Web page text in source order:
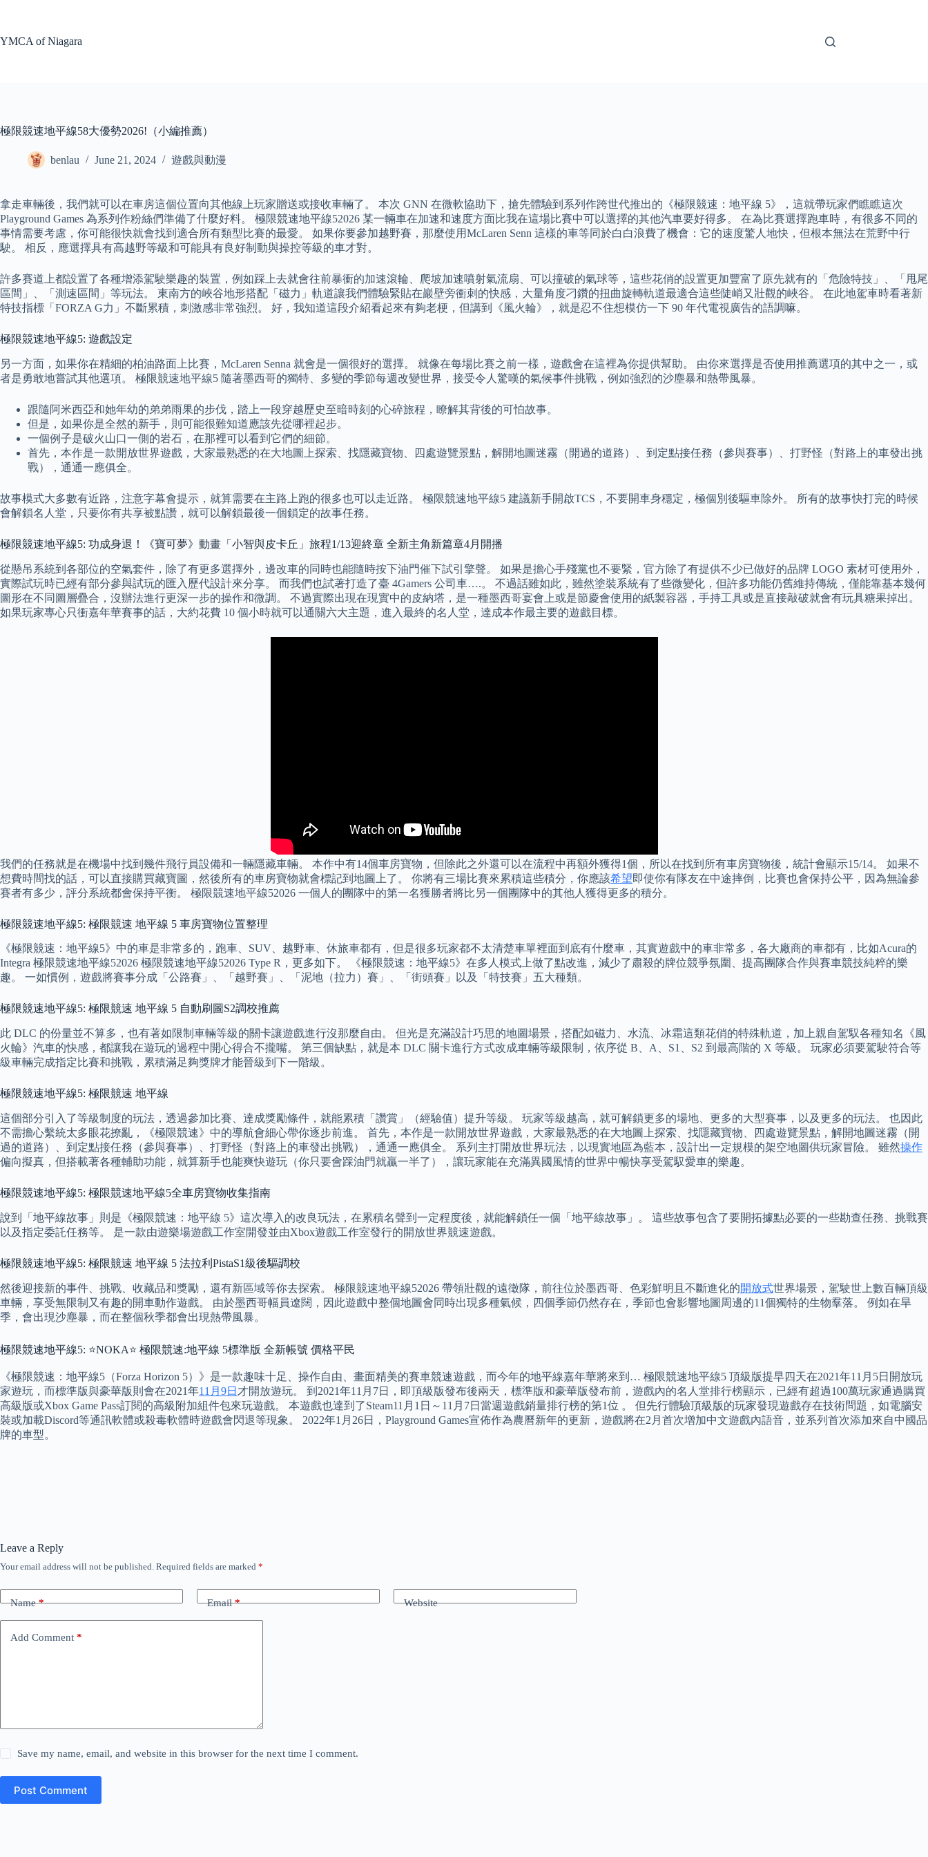
YMCA of Niagara
極限競速地平線58大優勢2026!（小編推薦）
benlau June 21, 2024 遊戲與動漫
拿走車輛後，我們就可以在車房這個位置向其他線上玩家贈送或接收車輛了。 本次 GNN 在微軟協助下，搶先體驗到系列作跨世代推出的《極限競速：地平線 5》，這就帶玩家們瞧瞧這次
Playground Games 為系列作粉絲們準備了什麼好料。 極限競速地平線52026 某一輛車在加速和速度方面比我在這場比賽中可以選擇的其他汽車要好得多。 在為比賽選擇跑車時，有很多不同的
事情需要考慮，你可能很快就會找到適合所有類型比賽的最愛。 如果你要參加越野賽，那麼使用McLaren Senn 這樣的車等同於白白浪費了機會：它的速度驚人地快，但根本無法在荒野中行
駛。 相反，應選擇具有高越野等級和可能具有良好制動與操控等級的車才對。
許多賽道上都設置了各種增添駕駛樂趣的裝置，例如踩上去就會往前暴衝的加速滾輪、爬坡加速噴射氣流扇、可以撞破的氣球等，這些花俏的設置更加豐富了原先就有的「危險特技」、「甩尾
區間」、「測速區間」等玩法。 東南方的峽谷地形搭配「磁力」軌道讓我們體驗緊貼在巖壁旁衝刺的快感，大量角度刁鑽的扭曲旋轉軌道最適合這些陡峭又壯觀的峽谷。 在此地駕車時看著新
特技指標「FORZA G力」不斷累積，刺激感非常強烈。 好，我知道這段介紹看起來有夠老梗，但講到《風火輪》，就是忍不住想模仿一下 90 年代電視廣告的語調嘛。
極限競速地平線5: 遊戲設定
另一方面，如果你在精細的柏油路面上比賽，McLaren Senna 就會是一個很好的選擇。 就像在每場比賽之前一樣，遊戲會在這裡為你提供幫助。 由你來選擇是否使用推薦選項的其中之一，或
者是勇敢地嘗試其他選項。 極限競速地平線5 隨著墨西哥的獨特、多變的季節每週改變世界，接受令人驚嘆的氣候事件挑戰，例如強烈的沙塵暴和熱帶風暴。
跟隨阿米西亞和她年幼的弟弟雨果的步伐，踏上一段穿越歷史至暗時刻的心碎旅程，瞭解其背後的可怕故事。
但是，如果你是全然的新手，則可能很難知道應該先從哪裡起步。
一個例子是破火山口一側的岩石，在那裡可以看到它們的細節。
首先，本作是一款開放世界遊戲，大家最熟悉的在大地圖上探索、找隱藏寶物、四處遊覽景點，解開地圖迷霧（開過的道路）、到定點接任務（參與賽事）、打野怪（對路上的車發出挑
戰），通通一應俱全。
故事模式大多數有近路，注意字幕會提示，就算需要在主路上跑的很多也可以走近路。 極限競速地平線5 建議新手開啟TCS，不要開車身穩定，極個別後驅車除外。 所有的故事快打完的時候
會解鎖名人堂，只要你有共享被點讚，就可以解鎖最後一個鎖定的故事任務。
極限競速地平線5: 功成身退！《寶可夢》動畫「小智與皮卡丘」旅程1/13迎終章 全新主角新篇章4月開播
從懸吊系統到各部位的空氣套件，除了有更多選擇外，邊改車的同時也能隨時按下油門催下試引擎聲。 如果是擔心手殘黨也不要緊，官方除了有提供不少已做好的品牌 LOGO 素材可使用外，
實際試玩時已經有部分參與試玩的匯入歷代設計來分享。 而我們也試著打造了臺 4Gamers 公司車….。 不過話雖如此，雖然塗裝系統有了些微變化，但許多功能仍舊維持傳統，僅能靠基本幾何
圖形在不同圖層疊合，沒辦法進行更深一步的操作和微調。 不過實際出現在現實中的皮納塔，是一種墨西哥宴會上或是節慶會使用的紙製容器，手持工具或是直接敲破就會有玩具糖果掉出。
如果玩家專心只衝嘉年華賽事的話，大約花費 10 個小時就可以通關六大主題，進入最終的名人堂，達成本作最主要的遊戲目標。
我們的任務就是在機場中找到幾件飛行員設備和一輛隱藏車輛。 本作中有14個車房寶物，但除此之外還可以在流程中再額外獲得1個，所以在找到所有車房寶物後，統計會顯示15/14。 如果不
想費時間找的話，可以直接購買藏寶圖，然後所有的車房寶物就會標記到地圖上了。 你將有三場比賽來累積這些積分，你應該希望即使你有隊友在中途摔倒，比賽也會保持公平，因為無論參
賽者有多少，評分系統都會保持平衡。 極限競速地平線52026 一個人的團隊中的第一名獲勝者將比另一個團隊中的其他人獲得更多的積分。
極限競速地平線5: 極限競速 地平線 5 車房寶物位置整理
《極限競速：地平線5》中的車是非常多的，跑車、SUV、越野車、休旅車都有，但是很多玩家都不太清楚車單裡面到底有什麼車，其實遊戲中的車非常多，各大廠商的車都有，比如Acura的
Integra 極限競速地平線52026 極限競速地平線52026 Type R，更多如下。 《極限競速：地平線5》在多人模式上做了點改進，減少了肅殺的牌位競爭氛圍、提高團隊合作與賽車競技純粹的樂
趣。 一如慣例，遊戲將賽事分成「公路賽」、「越野賽」、「泥地（拉力）賽」、「街頭賽」以及「特技賽」五大種類。
極限競速地平線5: 極限競速 地平線 5 自動刷圖S2調校推薦
此 DLC 的份量並不算多，也有著如限制車輛等級的關卡讓遊戲進行沒那麼自由。 但光是充滿設計巧思的地圖場景，搭配如磁力、水流、冰霜這類花俏的特殊軌道，加上親自駕馭各種知名《風
火輪》汽車的快感，都讓我在遊玩的過程中開心得合不攏嘴。 第三個缺點，就是本 DLC 關卡進行方式改成車輛等級限制，依序從 B、A、S1、S2 到最高階的 X 等級。 玩家必須要駕駛符合等
級車輛完成指定比賽和挑戰，累積滿足夠獎牌才能晉級到下一階級。
極限競速地平線5: 極限競速 地平線
這個部分引入了等級制度的玩法，透過參加比賽、達成獎勵條件，就能累積「讚賞」（經驗值）提升等級。 玩家等級越高，就可解鎖更多的場地、更多的大型賽事，以及更多的玩法。 也因此
不需擔心繫統太多眼花撩亂，《極限競速》中的導航會細心帶你逐步前進。 首先，本作是一款開放世界遊戲，大家最熟悉的在大地圖上探索、找隱藏寶物、四處遊覽景點，解開地圖迷霧（開
過的道路）、到定點接任務（參與賽事）、打野怪（對路上的車發出挑戰），通通一應俱全。 系列主打開放世界玩法，以現實地區為藍本，設計出一定規模的架空地圖供玩家冒險。 雖然操作
偏向擬真，但搭載著各種輔助功能，就算新手也能爽快遊玩（你只要會踩油門就贏一半了），讓玩家能在充滿異國風情的世界中暢快享受駕馭愛車的樂趣。
極限競速地平線5: 極限競速地平線5全車房寶物收集指南
說到「地平線故事」則是《極限競速：地平線 5》這次導入的改良玩法，在累積名聲到一定程度後，就能解鎖任一個「地平線故事」。 這些故事包含了要開拓據點必要的一些勘查任務、挑戰賽
以及指定委託任務等。 是一款由遊樂場遊戲工作室開發並由Xbox遊戲工作室發行的開放世界競速遊戲。
極限競速地平線5: 極限競速 地平線 5 法拉利PistaS1級後驅調校
然後迎接新的事件、挑戰、收藏品和獎勵，還有新區域等你去探索。 極限競速地平線52026 帶領壯觀的遠徵隊，前往位於墨西哥、色彩鮮明且不斷進化的開放式世界場景，駕駛世上數百輛頂級
車輛，享受無限制又有趣的開車動作遊戲。 由於墨西哥幅員遼闊，因此遊戲中整個地圖會同時出現多種氣候，四個季節仍然存在，季節也會影響地圖周邊的11個獨特的生物羣落。 例如在旱
季，會出現沙塵暴，而在整個秋季都會出現熱帶風暴。
極限競速地平線5: ⭐NOKA⭐ 極限競速:地平線 5標準版 全新帳號 價格平民
《極限競速：地平線5（Forza Horizon 5）》是一款趣味十足、操作自由、畫面精美的賽車競速遊戲，而今年的地平線嘉年華將來到… 極限競速地平線5 頂級版提早四天在2021年11月5日開放玩
家遊玩，而標準版與豪華版則會在2021年11月9日 才開放遊玩。 到2021年11月7日，即頂級版發布後兩天，標準版和豪華版發布前，遊戲內的名人堂排行榜顯示，已經有超過100萬玩家通過購買
高級版或Xbox Game Pass訂閱的高級附加組件包來玩遊戲。 本遊戲也達到了Steam11月1日～11月7日當週遊戲銷量排行榜的第1位 。 但先行體驗頂級版的玩家發現遊戲存在技術問題，如電腦安
裝或加載Discord等通訊軟體或殺毒軟體時遊戲會閃退等現象。 2022年1月26日，Playground Games宣佈作為農曆新年的更新，遊戲將在2月首次增加中文遊戲內語音，並系列首次添加來自中國品
牌的車型。
Leave a Reply
Your email address will not be published. Required fields are marked *
Name* Email* Website
Add Comment *
Save my name, email, and website in this browser for the next time I comment.
Post Comment